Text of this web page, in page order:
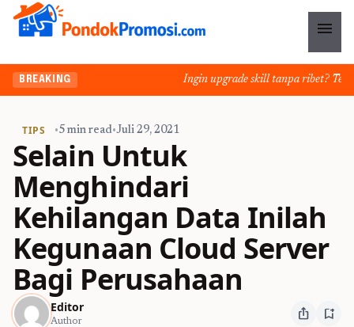
menu
BREAKING Ingin upgrade skill tanpa ribet?
TIPS •5 min read•Juli 29, 2021
Selain Untuk
Menghindari
Kehilangan Data Inilah
Kegunaan Cloud Server
Bagi Perusahaan
Editor
Author ios_share bookmark_add